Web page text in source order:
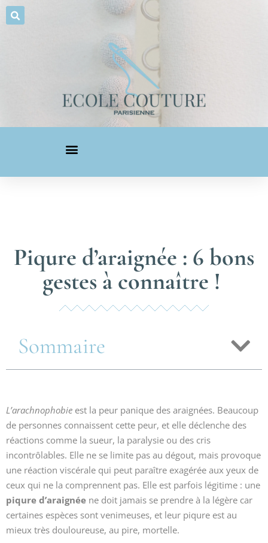
Piqure d’araignée : 6 bons
gestes à connaître !
Sommaire
L’arachnophobie est la peur panique des araignées. Beaucoup
de personnes connaissent cette peur, et elle déclenche des
réactions comme la sueur, la paralysie ou des cris
incontrôlables. Elle ne se limite pas au dégout, mais provoque
une réaction viscérale qui peut paraître exagérée aux yeux de
ceux qui ne la comprennent pas. Elle est parfois légitime : une
piqure d’araignée ne doit jamais se prendre à la légère car
certaines espèces sont venimeuses, et leur piqure est au
mieux très douloureuse, au pire, mortelle.